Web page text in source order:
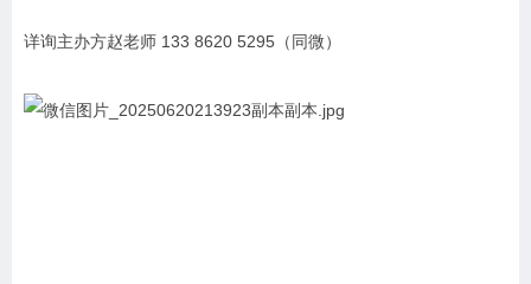
详询主办方赵老师 133 8620 5295（同微）